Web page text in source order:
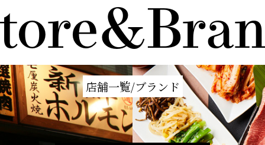
店舗一覧/ブランド